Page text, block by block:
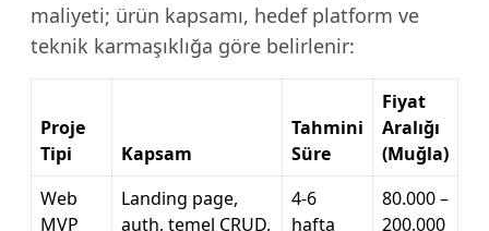
maliyeti; ürün kapsamı, hedef platform ve
teknik karmaşıklığa göre belirlenir:
Proje
Tipi
Kapsam
Tahmini
Süre
Fiyat
Aralığı
(Muğla)
Web
MVP
Landing page,
auth, temel CRUD,
4-6
hafta
80.000 –
200.000